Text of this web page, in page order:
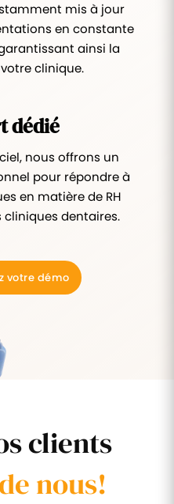
mis à jour
en constante
ainsi la
clinique.
dédié
nous offrons un
pour répondre à
en matière de RH
dentaires.
votre démo
clients
nous!